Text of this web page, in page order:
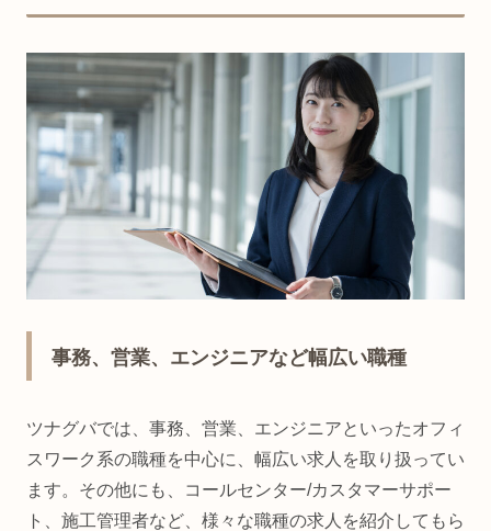
事務、営業、エンジニアなど幅広い職種
ツナグバでは、事務、営業、エンジニアといったオフィ
スワーク系の職種を中心に、幅広い求人を取り扱ってい
ます。その他にも、コールセンター/カスタマーサポー
ト、施工管理者など、様々な職種の求人を紹介してもら